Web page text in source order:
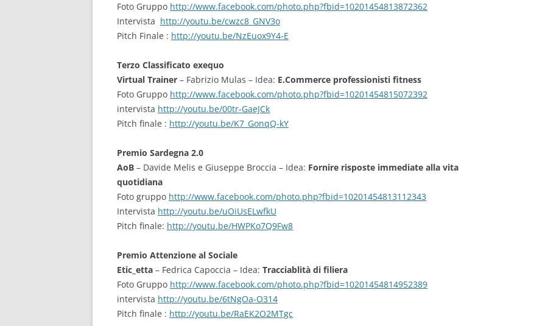
Foto Gruppo http://www.facebook.com/photo.php?fbid=10201454813872362
Intervista http://youtu.be/cwzc8_GNV3o
Pitch Finale : http://youtu.be/NzEuox9Y4-E
Terzo Classificato exequo
Virtual Trainer – Fabrizio Mulas – Idea: E.Commerce professionisti fitness
Foto Gruppo http://www.facebook.com/photo.php?fbid=10201454815072392
intervista http://youtu.be/00tr-GaeJCk
Pitch finale : http://youtu.be/K7_GonqQ-kY
Premio Sardegna 2.0
AoB – Davide Melis e Giuseppe Broccia – Idea: Fornire risposte immediate alla vita
quotidiana
Foto gruppo http://www.facebook.com/photo.php?fbid=10201454813112343
Intervista http://youtu.be/uOiUsELwfkU
Pitch finale: http://youtu.be/HWPKo7Q9Fw8
Premio Attenzione al Sociale
Etic_etta – Fedrica Capoccia – Idea: Tracciablità di filiera
Foto Gruppo http://www.facebook.com/photo.php?fbid=10201454814952389
intervista http://youtu.be/6tNgOa-O314
Pitch finale : http://youtu.be/RaEK2O2MTgc